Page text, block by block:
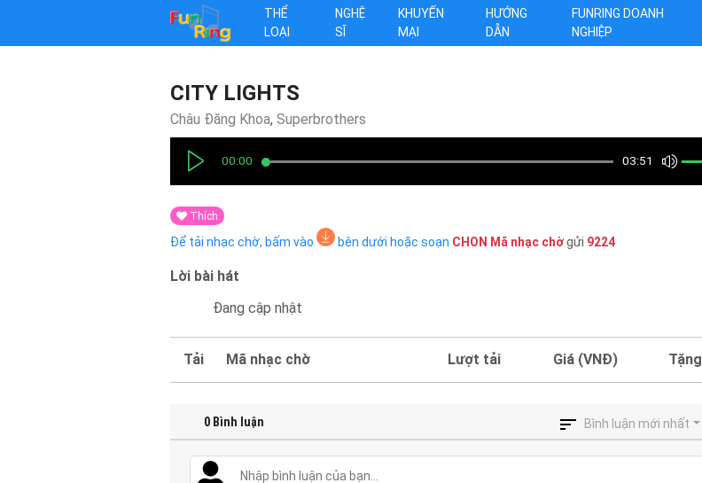
THỂ
LOẠI
NGHỆ
SĨ
KHUYẾN
MẠI
HƯỚNG
DẪN
FUNRING DOANH
NGHIỆP
CITY LIGHTS
Châu Đăng Khoa, Superbrothers
00:00 03:51
Thích
Để tải nhạc chờ, bấm vào bên dưới hoặc soạn CHON Mã nhạc chờgửi 9224
Lời bài hát
Đang cập nhật
Tải Mã nhạc chờ Lượt tải Giá (VNĐ) Tặng
0 Bình luận Bình luận mới nhất